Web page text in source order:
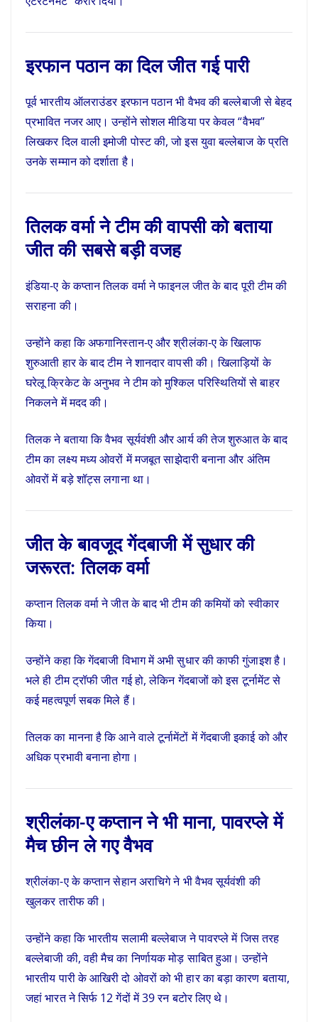
इरफान पठान का दिल जीत गई पारी
पूर्व भारतीय ऑलराउंडर इरफान पठान भी वैभव की बल्लेबाजी से बेहद
प्रभावित नजर आए। उन्होंने सोशल मीडिया पर केवल “वैभव”
लिखकर दिल वाली इमोजी पोस्ट की, जो इस युवा बल्लेबाज के प्रति
उनके सम्मान को दर्शाता है।
तिलक वर्मा ने टीम की वापसी को बताया
जीत की सबसे बड़ी वजह
इंडिया-ए के कप्तान तिलक वर्मा ने फाइनल जीत के बाद पूरी टीम की
सराहना की।
उन्होंने कहा कि अफगानिस्तान-ए और श्रीलंका-ए के खिलाफ
शुरुआती हार के बाद टीम ने शानदार वापसी की। खिलाड़ियों के
घरेलू क्रिकेट के अनुभव ने टीम को मुश्किल परिस्थितियों से बाहर
निकलने में मदद की।
तिलक ने बताया कि वैभव सूर्यवंशी और आर्य की तेज शुरुआत के बाद
टीम का लक्ष्य मध्य ओवरों में मजबूत साझेदारी बनाना और अंतिम
ओवरों में बड़े शॉट्स लगाना था।
जीत के बावजूद गेंदबाजी में सुधार की
जरूरत: तिलक वर्मा
कप्तान तिलक वर्मा ने जीत के बाद भी टीम की कमियों को स्वीकार
किया।
उन्होंने कहा कि गेंदबाजी विभाग में अभी सुधार की काफी गुंजाइश है।
भले ही टीम ट्रॉफी जीत गई हो, लेकिन गेंदबाजों को इस टूर्नामेंट से
कई महत्वपूर्ण सबक मिले हैं।
तिलक का मानना है कि आने वाले टूर्नामेंटों में गेंदबाजी इकाई को और
अधिक प्रभावी बनाना होगा।
श्रीलंका-ए कप्तान ने भी माना, पावरप्ले में
मैच छीन ले गए वैभव
श्रीलंका-ए के कप्तान सेहान अराचिगे ने भी वैभव सूर्यवंशी की
खुलकर तारीफ की।
उन्होंने कहा कि भारतीय सलामी बल्लेबाज ने पावरप्ले में जिस तरह
बल्लेबाजी की, वही मैच का निर्णायक मोड़ साबित हुआ। उन्होंने
भारतीय पारी के आखिरी दो ओवरों को भी हार का बड़ा कारण बताया,
जहां भारत ने सिर्फ 12 गेंदों में 39 रन बटोर लिए थे।